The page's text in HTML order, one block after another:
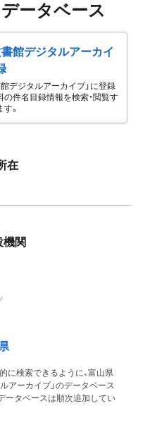
ータベース
館デジタルアーカイ
館デジタルアーカイブ」に登録
の件名目録情報を検索・閲覧す
。
在
機関
に検索できるように、富山県
アーカイブ」のデータベース
ータベースは順次追加してい